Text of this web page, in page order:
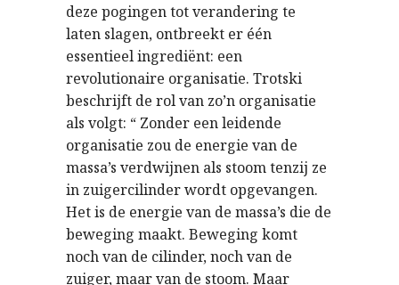
deze pogingen tot verandering te
laten slagen, ontbreekt er één
essentieel ingrediënt: een
revolutionaire organisatie. Trotski
beschrijft de rol van zo’n organisatie
als volgt: “ Zonder een leidende
organisatie zou de energie van de
massa’s verdwijnen als stoom tenzij ze
in zuigercilinder wordt opgevangen.
Het is de energie van de massa’s die de
beweging maakt. Beweging komt
noch van de cilinder, noch van de
zuiger, maar van de stoom. Maar